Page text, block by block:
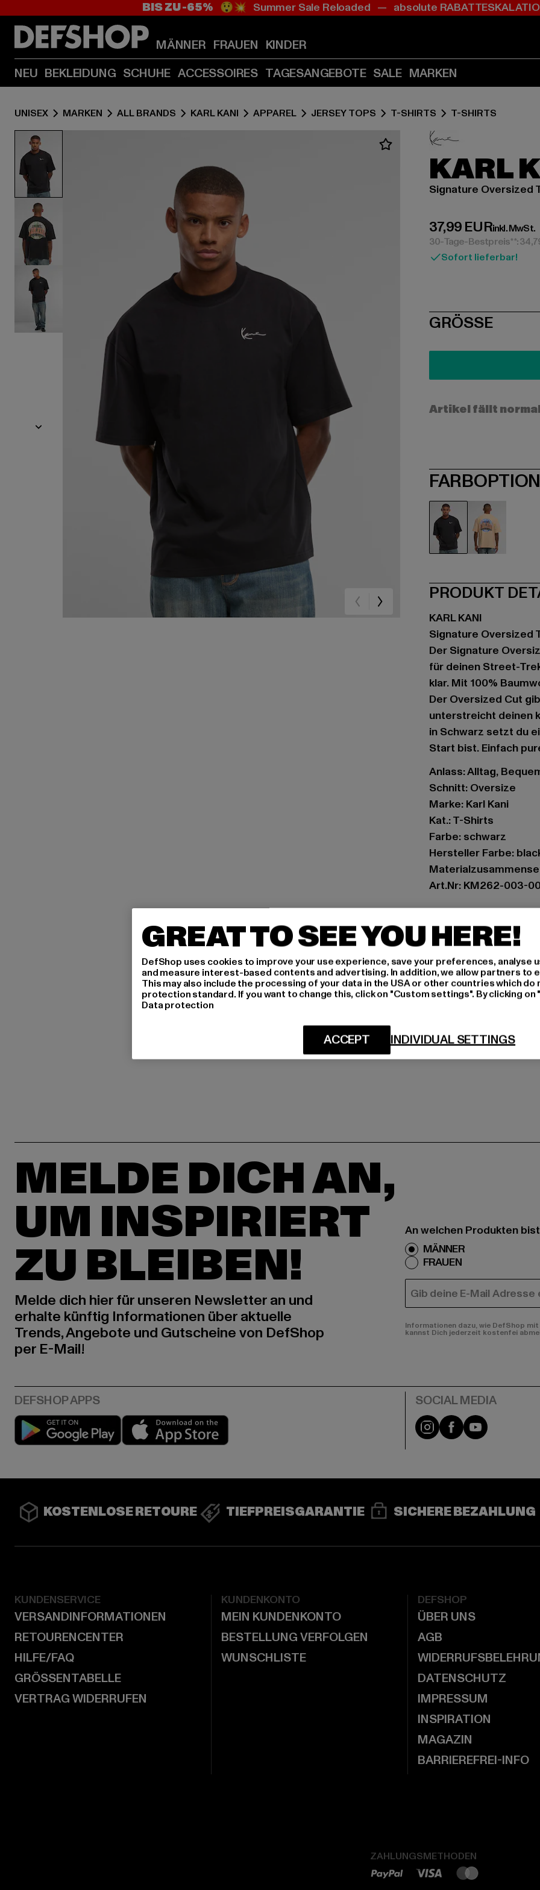
Zum
(Enter
drücken)
Zum
(Enter
drücken)
BIS ZU -65% 😲💥 Summer Sale Reloaded — absolute
MÄNNER FRAUEN KINDER
NEU BEKLEIDUNG SCHUHE ACCESSOIRES TAGESANGEBOTE SALE MARKEN
UNISEX MARKEN ALL BRANDS KARL KANI APPAREL JERSEY TOPS T-SHIRTS T-SHIRTS
KARL
Signature Oversized
37,99 EUR
Derzeitiger Preis:
inkl. MwSt.
30-Tage-Bestpreis**:
Sofort lieferbar!
SIZE
GRÖSSE
Artikel fällt
PRODUKT
KARL KANI
Signature Oversized
Der Signature
für deinen Street-
klar. Mit 100%
Der Oversized Cut
unterstreicht deinen
in Schwarz setzt du
Start bist. Einfach
Anlass: Alltag,
Schnitt: Oversize
Marke: Karl Kani
Kat.: T-Shirts
Farbe: schwarz
Hersteller Farbe:
Art.Nr: KM262-003-
Schanzenstraße 41 |
GRÖSSE
LIEFERUNG &
MELDE DICH AN,
UM INSPIRIERT
ZU BLEIBEN!
Melde dich hier für unseren Newsletter an und
erhalte künftig Informationen über aktuelle
Trends, Angebote und Gutscheine von DefShop
per E-Mail!
An welchen Produkten
MÄNNER
FRAUEN
E-MAIL
Informationen dazu, wie DefShop
kannst Dich jederzeit kostenfei
Play market Instagram
FacebookYouTube
KOSTENLOSE RETOURE TIEFPREISGARANTIE SICHERE BEZAHLUNG
KUNDENSERVICE
VERSANDINFORMATIONEN
RETOURENCENTER
HILFE/FAQ
GRÖSSENTABELLE
VERTRAG WIDERRUFEN
KUNDENKONTO
MEIN KUNDENKONTO
BESTELLUNG VERFOLGEN
WUNSCHLISTE
DEFSHOP
ÜBER UNS
AGB
DATENSCHUTZ
IMPRESSUM
INSPIRATION
MAGAZIN
BARRIEREFREI-INFO
ZAHLUNGSMETHODEN
GREAT TO SEE YOU HERE!
DefShop uses cookies to improve your use experience, save your preferences, analyse
and measure interest-based contents and advertising. In addition, we allow partners to
This may also include the processing of your data in the USA or other countries which do
protection standard. If you want to change this, click on "Custom settings". By clicking
Data protection
INDIVIDUAL SETTINGS
ACCEPT